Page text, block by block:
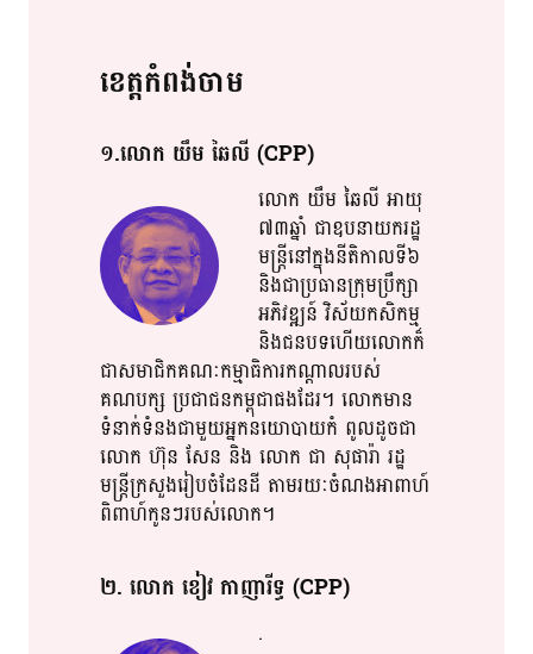
ខេត្ត​កំពង់ចាម​
១​.លោក​ យឹម​ ឆៃ​លី​​ (CPP)
លោក​ យឹម​ ឆៃ​លី​ អាយុ​​
៧៣ឆ្នាំ​​ ជា​ឧបនាយក​រដ្ឋ​
មន្រ្តី​នៅ​​ក្នុង​​នីតិកាល​​ទី​​៦​
និង​​ជា​ប្រធាន​ក្រុមប្រឹក្សា​
អភិវឌ្ឍន៍​ វិស័យ​កសិកម្ម​​
និង​​ជនបទ​ហើយ​លោក​​ក៏​
ជាស​មា​ជិ​ក​គណៈ​​កម្មា​ធិការ​​កណ្តាល​របស់​
គណបក្ស​ ប្រជា​​ជន​កម្ពុជា​ផង​ដែរ​​។​​ លោក​មាន​
ទំនាក់ទំនង​ជា​​មួយ​​អ្នកនយោបាយ​កំ​ ពូល​ដូចជា​
លោក​ ហ៊ុន​ សែន​ និង​ លោក​ ជា​ សុ​ផា​រ៉ា​ រដ្ឋ
មន្ត្រី​​ក្រសួង​​រៀប​​ចំ​ដែន​​ដី​ តាមរយៈ​ចំណង​​អាពាហ៍​
ពិ​ពាហ៍​កូន​ៗ​របស់​លោក​។​​
២​. លោក​ ខៀវ​ កា​ញា​រី​ទ្ធ​ (CPP)
.